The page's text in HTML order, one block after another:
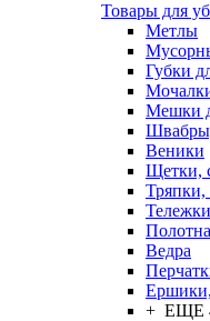
Товары для
Метлы
Губки
Мешки
Веники
Щетки,
Тряпки,
Ведра
+ ЕЩЕ